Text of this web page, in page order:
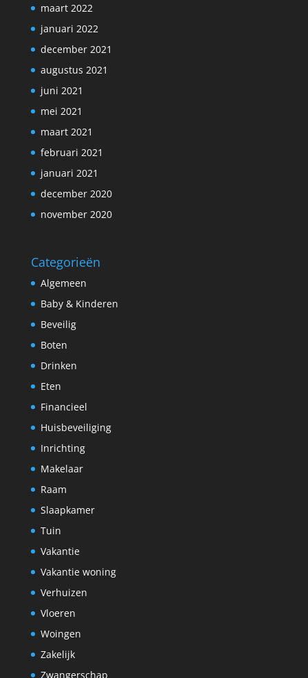
maart 2022
januari 2022
december 2021
augustus 2021
juni 2021
mei 2021
maart 2021
februari 2021
januari 2021
december 2020
november 2020
Categorieën
Algemeen
Baby & Kinderen
Beveilig
Boten
Drinken
Eten
Financieel
Huisbeveiliging
Inrichting
Makelaar
Raam
Slaapkamer
Tuin
Vakantie
Vakantie woning
Verhuizen
Vloeren
Woingen
Zakelijk
Zwangerschap